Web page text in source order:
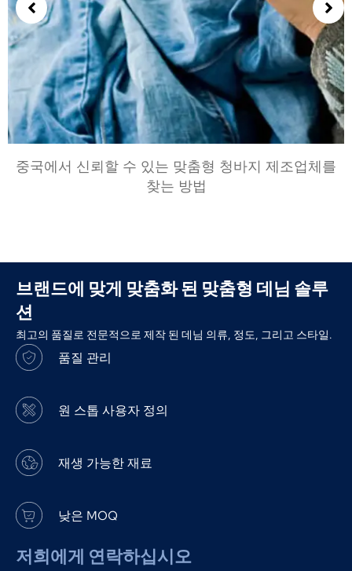
중국에서 신뢰할 수 있는 맞춤형 청바지 제조업체를
찾는 방법
브랜드에 맞게 맞춤화 된 맞춤형 데님 솔루
션
최고의 품질로 전문적으로 제작 된 데님 의류, 정도, 그리고 스타일.
품질 관리
원 스톱 사용자 정의
재생 가능한 재료
낮은 MOQ
저희에게 연락하십시오